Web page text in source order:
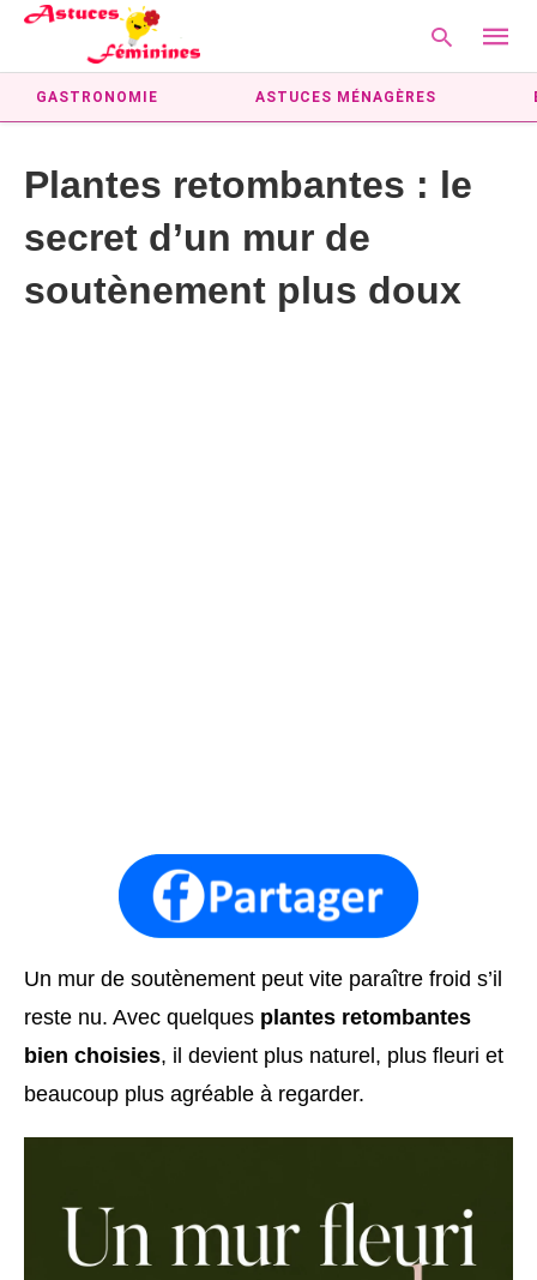
GASTRONOMIE ASTUCES MÉNAGÈRES
Plantes retombantes : le
secret d’un mur de
soutènement plus doux
Un mur de soutènement peut vite paraître froid s’il
reste nu. Avec quelques plantes retombantes
bien choisies, il devient plus naturel, plus fleuri et
beaucoup plus agréable à regarder.